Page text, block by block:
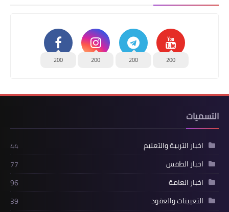
200
200
200
200
التسميات
اخبار التربية والتعليم
44
اخبار الطقس
77
اخبار العامة
96
التعيينات والعقود
39